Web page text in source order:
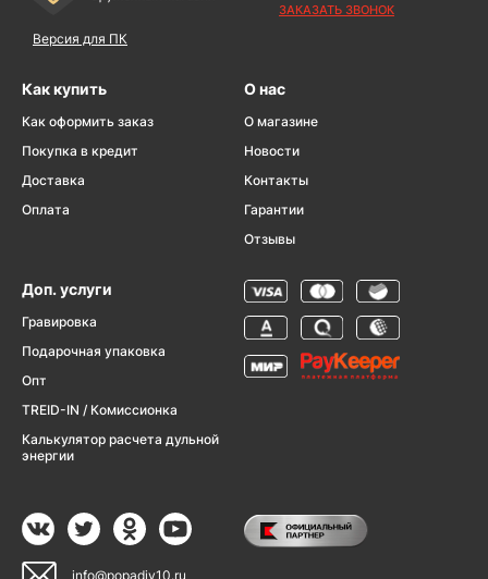
Версия для ПК
ЗАКАЗАТЬ ЗВОНОК
Как купить
Как оформить заказ
Покупка в кредит
Доставка
Оплата
О нас
О магазине
Новости
Контакты
Гарантии
Отзывы
Доп. услуги
Гравировка
Подарочная упаковка
Опт
TREID-IN / Комиссионка
Калькулятор расчета дульной
энергии
info@popadiv10.ru